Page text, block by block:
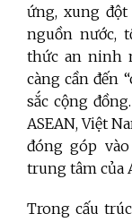
ứng, xung
nguồn nước,
thức an ninh
càng cần đến
sắc cộng
ASEAN, Việt
đóng góp
trung tâm của
Trong cấu